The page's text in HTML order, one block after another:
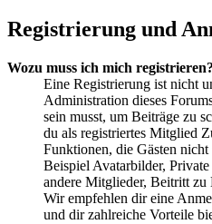
Registrierung und
Wozu muss ich mich registrieren?
Eine Registrierung ist nicht
Administration dieses
sein musst, um Beiträge zu
du als registriertes Mitglied
Funktionen, die Gästen
Beispiel Avatarbilder,
andere Mitglieder, Beitritt zu
Wir empfehlen dir eine
und dir zahlreiche Vorteile